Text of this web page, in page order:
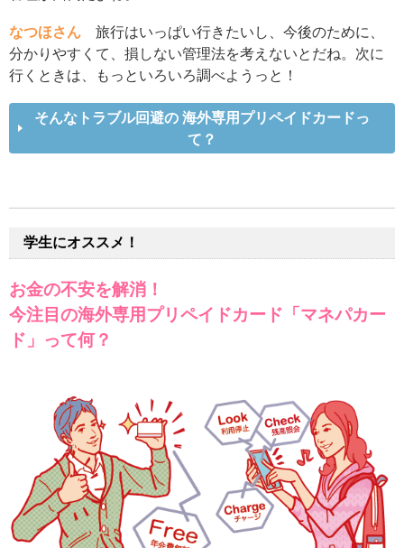
なつほさん 旅行はいっぱい行きたいし、今後のために、
分かりやすくて、損しない管理法を考えないとだね。次に
行くときは、もっといろいろ調べようっと！
そんなトラブル回避の 海外専用プリペイドカードっ
て？
学生にオススメ！
お金の不安を解消！
今注目の海外専用プリペイドカード「マネパカー
ド」って何？